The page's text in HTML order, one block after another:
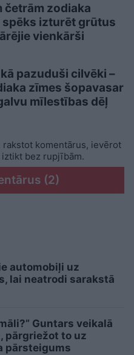
četrām zodiaka
spēks izturēt grūtus
vienkārši
pazuduši cilvēki –
zīmes šopavasar
mīlestības dēļ
rakstot komentārus, ievērot
bez rupjībām.
(2)
automobiļi uz
lai neatrodi sarakstā
Guntars veikalā
pārgriežot to uz
pārsteigums